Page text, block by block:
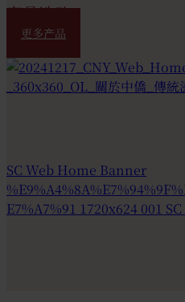
产品选购
更多产品